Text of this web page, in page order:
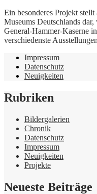
Ein besonderes Projekt
Museums Deutschlands
General-Hammer-Kaserne
verschiedenste
Impressum
Datenschutz
Neuigkeiten
Rubriken
Bildergalerien
Chronik
Datenschutz
Impressum
Neuigkeiten
Projekte
Neueste Beiträge